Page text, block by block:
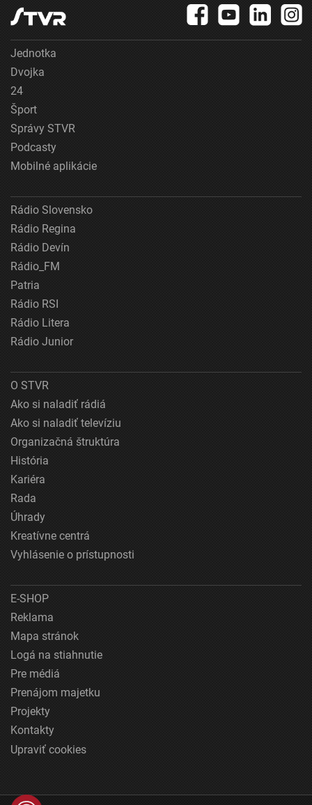
Jednotka
Dvojka
24
Šport
Správy STVR
Podcasty
Mobilné aplikácie
Rádio Slovensko
Rádio Regina
Rádio Devín
Rádio_FM
Patria
Rádio RSI
Rádio Litera
Rádio Junior
O STVR
Ako si naladiť rádiá
Ako si naladiť televíziu
Organizačná štruktúra
História
Kariéra
Rada
Úhrady
Kreatívne centrá
Vyhlásenie o prístupnosti
E-SHOP
Reklama
Mapa stránok
Logá na stiahnutie
Pre médiá
Prenájom majetku
Projekty
Kontakty
Upraviť cookies